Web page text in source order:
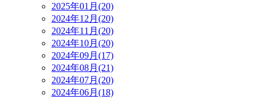
2025年01月(20)
2024年12月(20)
2024年11月(20)
2024年10月(20)
2024年09月(17)
2024年08月(21)
2024年07月(20)
2024年06月(18)